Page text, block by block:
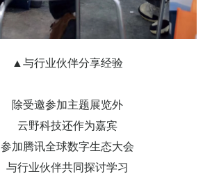
▲与行业伙伴分享经验
除受邀参加主题展览外
云野科技还作为嘉宾
参加腾讯全球数字生态大会
与行业伙伴共同探讨学习